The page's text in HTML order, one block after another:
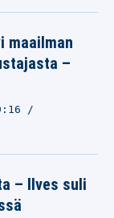
maailman
–
– Ilves suli